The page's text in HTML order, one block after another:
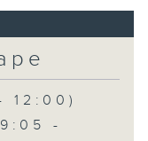
12:00)
-